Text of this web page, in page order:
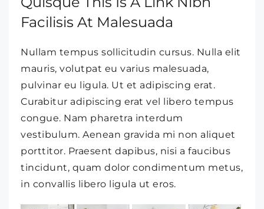
Facilisis At Malesuada
Nullam tempus sollicitudin cursus. Nulla elit
mauris, volutpat eu varius malesuada,
pulvinar eu ligula. Ut et adipiscing erat.
Curabitur adipiscing erat vel libero tempus
congue. Nam pharetra interdum
vestibulum. Aenean gravida mi non aliquet
porttitor. Praesent dapibus, nisi a faucibus
tincidunt, quam dolor condimentum metus,
in convallis libero ligula ut eros.